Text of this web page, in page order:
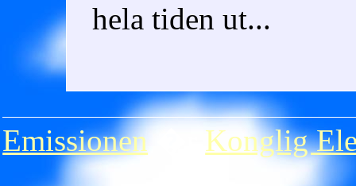
hela tiden ut...
Emissionen Konglig